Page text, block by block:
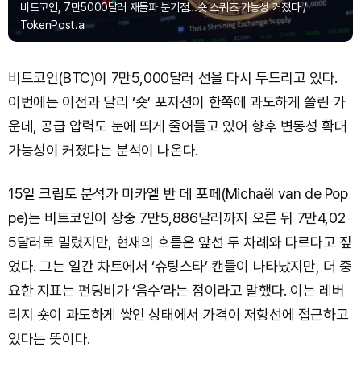
비트코인, 7만5000달러 재돌파 분기점…숏 스퀴즈 가능성 커졌다 /
TokenPost.ai
비트코인(BTC)이 7만5,000달러 선을 다시 두드리고 있다.
이번에는 이전과 달리 ‘숏’ 포지션이 한쪽에 과도하게 쏠린 가
운데, 공급 압력도 눈에 띄게 줄어들고 있어 향후 변동성 확대
가능성이 커졌다는 분석이 나온다.
15일 크립토 분석가 미카엘 반 데 포페(Michaël van de Pop
pe)는 비트코인이 장중 7만5,886달러까지 오른 뒤 7만4,02
5달러로 밀렸지만, 현재의 흐름은 앞선 두 차례와 다르다고 짚
었다. 그는 일간 차트에서 ‘슈팅스타’ 캔들이 나타났지만, 더 중
요한 지표는 펀딩비가 ‘음수’라는 점이라고 말했다. 이는 레버
리지 숏이 과도하게 쌓인 상태에서 가격이 저항선에 접근하고
있다는 뜻이다.